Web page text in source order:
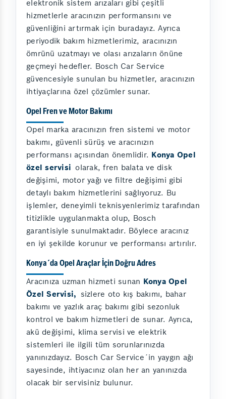
elektronik sistem arızaları gibi çeşitli
hizmetlerle aracınızın performansını ve
güvenliğini artırmak için buradayız. Ayrıca
periyodik bakım hizmetlerimiz, aracınızın
ömrünü uzatmayı ve olası arızaların önüne
geçmeyi hedefler. Bosch Car Service
güvencesiyle sunulan bu hizmetler, aracınızın
ihtiyaçlarına özel çözümler sunar.
Opel Fren ve Motor Bakımı
Opel marka aracınızın fren sistemi ve motor
bakımı, güvenli sürüş ve aracınızın
performansı açısından önemlidir. Konya Opel
özel servisi olarak, fren balata ve disk
değişimi, motor yağı ve filtre değişimi gibi
detaylı bakım hizmetlerini sağlıyoruz. Bu
işlemler, deneyimli teknisyenlerimiz tarafından
titizlikle uygulanmakta olup, Bosch
garantisiyle sunulmaktadır. Böylece aracınız
en iyi şekilde korunur ve performansı artırılır.
Konya´da Opel Araçlar İçin Doğru Adres
Aracınıza uzman hizmeti sunan Konya Opel
Özel Servisi, sizlere oto kış bakımı, bahar
bakımı ve yazlık araç bakımı gibi sezonluk
kontrol ve bakım hizmetleri de sunar. Ayrıca,
akü değişimi, klima servisi ve elektrik
sistemleri ile ilgili tüm sorunlarınızda
yanınızdayız. Bosch Car Service´in yaygın ağı
sayesinde, ihtiyacınız olan her an yanınızda
olacak bir servisiniz bulunur.